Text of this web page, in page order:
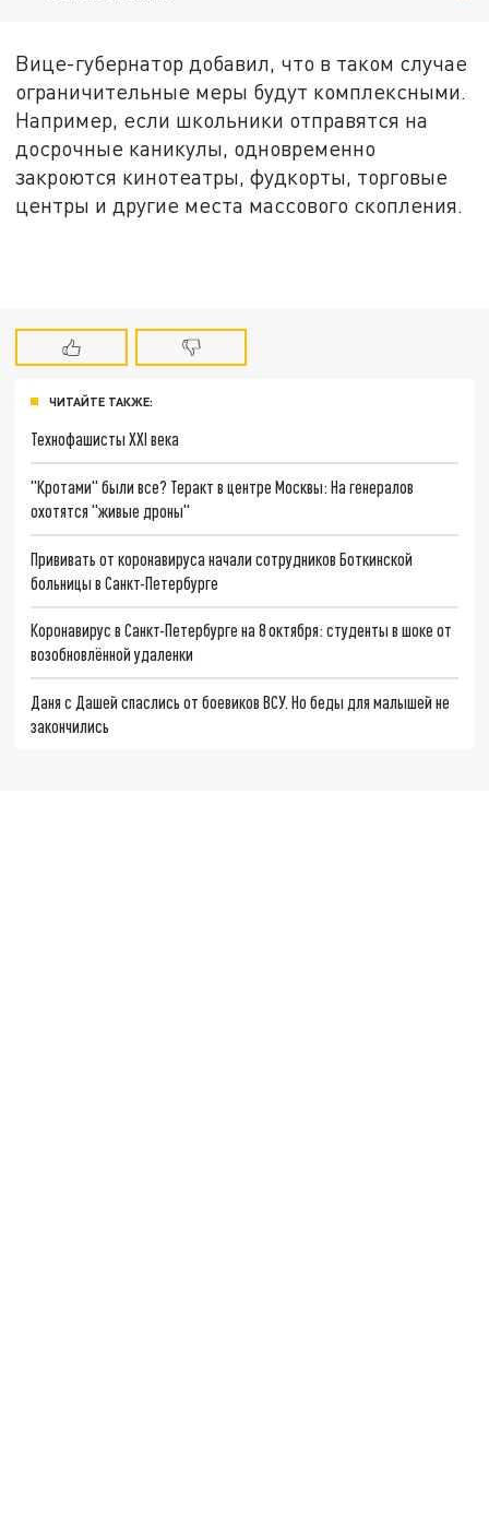
Вице-губернатор добавил, что в таком случае
ограничительные меры будут комплексными.
Например, если школьники отправятся на
досрочные каникулы, одновременно
закроются кинотеатры, фудкорты, торговые
центры и другие места массового скопления.
ЧИТАЙТЕ ТАКЖЕ:
Технофашисты XXI века
"Кротами" были все? Теракт в центре Москвы: На генералов
охотятся "живые дроны"
Прививать от коронавируса начали сотрудников Боткинской
больницы в Санкт-Петербурге
Коронавирус в Санкт-Петербурге на 8 октября: студенты в шоке от
возобновлённой удаленки
Даня с Дашей спаслись от боевиков ВСУ. Но беды для малышей не
закончились